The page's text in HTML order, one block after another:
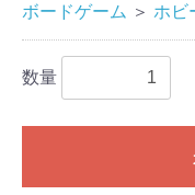
ボードゲーム ＞ ホビ
数量